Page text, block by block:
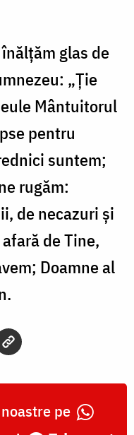
glas de
„Ţie
Mântuitorul
pentru
suntem;
rugăm:
de necazuri şi
de Tine,
Doamne al
pe